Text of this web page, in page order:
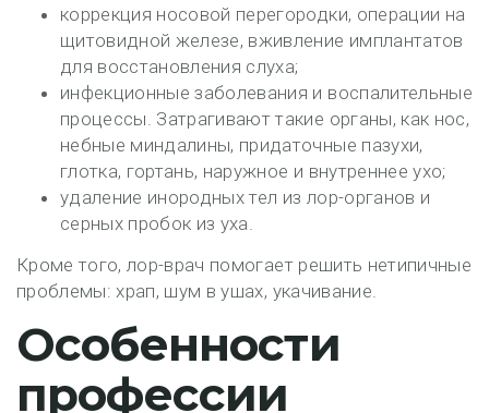
коррекция носовой перегородки, операции на
щитовидной железе, вживление имплантатов
для восстановления слуха;
инфекционные заболевания и воспалительные
процессы. Затрагивают такие органы, как нос,
небные миндалины, придаточные пазухи,
глотка, гортань, наружное и внутреннее ухо;
удаление инородных тел из лор-органов и
серных пробок из уха.
Кроме того, лор-врач помогает решить нетипичные
проблемы: храп, шум в ушах, укачивание.
Особенности
профессии